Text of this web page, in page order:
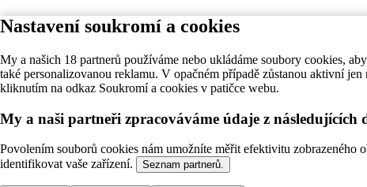
Nastavení soukromí a cookies
My a našich 18 partnerů používáme nebo ukládáme soubory cookies,
také personalizovanou reklamu. V opačném případě zůstanou aktivní
kliknutím na odkaz Soukromí a cookies v patičce webu.
My a naši partneři zpracováváme údaje z následujících
Povolením souborů cookies nám umožníte měřit efektivitu zobrazeného
identifikovat vaše zařízení.
Seznam partnerů.